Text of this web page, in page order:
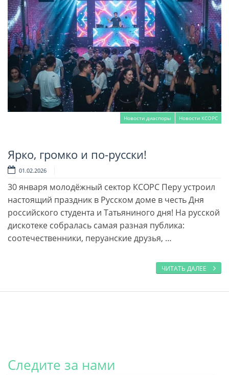
Новости диаспоры Новости КСОРС
Читать далее
Ярко, громко и по-русски!
01.02.2026
30 января молодёжный сектор КСОРС Перу устроил
настоящий праздник в Русском доме в честь Дня
российского студента и Татьяниного дня! На русской
дискотеке собралась самая разная публика:
соотечественники, перуанские друзья, …
ЧИТАТЬ ДАЛЕЕ
Следите за нами